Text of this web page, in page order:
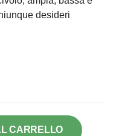
desideri
CARRELLO